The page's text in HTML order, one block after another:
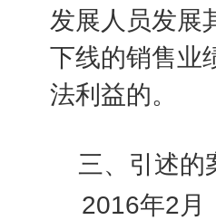
发展人员发展
下线的销售业
法利益的。
三、引述的
2016年2月